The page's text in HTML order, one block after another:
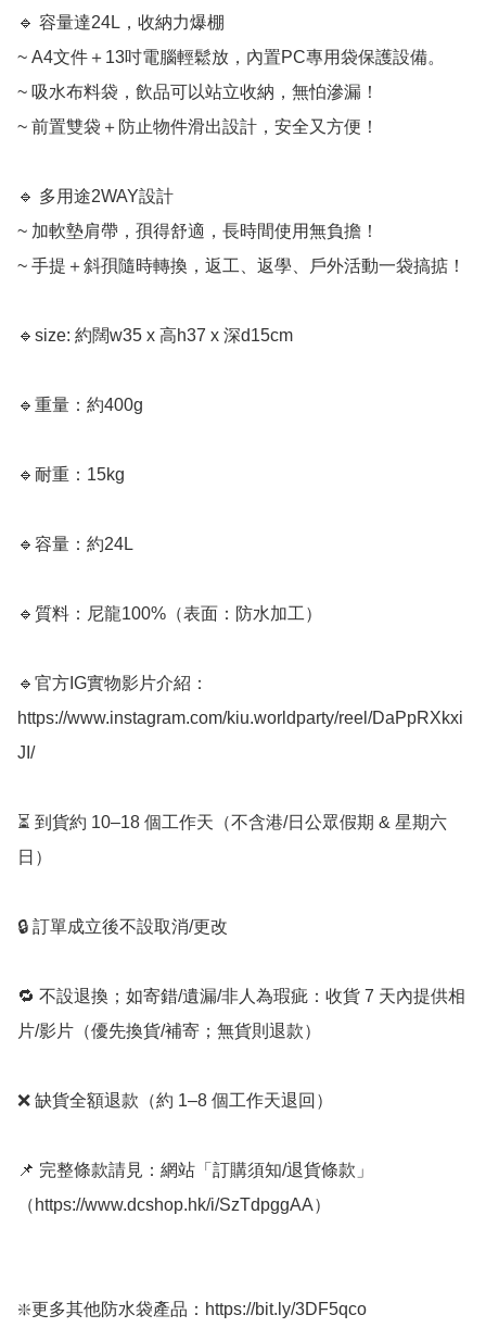
🔹 容量達24L，收納力爆棚
~ A4文件＋13吋電腦輕鬆放，內置PC專用袋保護設備。
~ 吸水布料袋，飲品可以站立收納，無怕滲漏！
~ 前置雙袋＋防止物件滑出設計，安全又方便！
🔹 多用途2WAY設計
~ 加軟墊肩帶，孭得舒適，長時間使用無負擔！
~ 手提＋斜孭隨時轉換，返工、返學、戶外活動一袋搞掂！
🔹size: 約闊w35 x 高h37 x 深d15cm
🔹重量：約400g
🔹耐重：15kg
🔹容量：約24L
🔹質料：尼龍100%（表面：防水加工）
🔹官方IG實物影片介紹：
https://www.instagram.com/kiu.worldparty/reel/DaPpRXkxi
JI/
⏳ 到貨約 10–18 個工作天（不含港/日公眾假期 & 星期六
日）
🔒 訂單成立後不設取消/更改
🔁 不設退換；如寄錯/遺漏/非人為瑕疵：收貨 7 天內提供相
片/影片（優先換貨/補寄；無貨則退款）
❌ 缺貨全額退款（約 1–8 個工作天退回）
📌 完整條款請見：網站「訂購須知/退貨條款」
（https://www.dcshop.hk/i/SzTdpggAA）
❇️更多其他防水袋產品：https://bit.ly/3DF5qco